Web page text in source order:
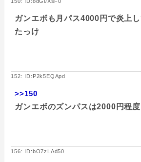
ガンエボも月パス4000円で炎上
たっけ
152: ID:P2k5EQApd
>>150
ガンエボのズンパスは2000円程
156: ID:bO7zLAd50